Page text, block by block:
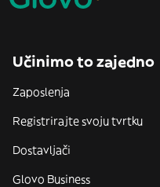
Učinimo to zajedno
Zaposlenja
Registrirajte svoju tvrtku
Dostavljači
Glovo Business